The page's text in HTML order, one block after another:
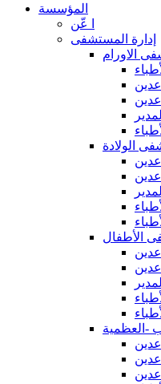
المؤسسة
ا عّن
إدارة المستشفى
الاورام
الولادة
الأطفال
-العظمية